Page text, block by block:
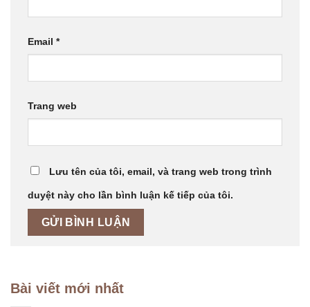
Email *
Trang web
Lưu tên của tôi, email, và trang web trong trình
duyệt này cho lần bình luận kế tiếp của tôi.
Bài viết mới nhất